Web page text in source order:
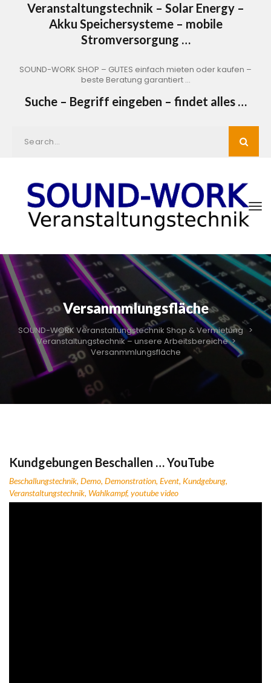
Veranstaltungstechnik – Solar Energy –
Akku Speichersysteme – mobile
Stromversorgung …
SOUND-WORK SHOP – GUTES einfach mieten oder kaufen –
beste Beratung garantiert …
Suche – Begriff eingeben – findet alles …
Versanmmlungsfläche
SOUND-WORK Veranstaltungstechnik Shop & Vermietung >
Veranstaltungstechnik – unsere Arbeitsbereiche>
Versanmmlungsfläche
Kundgebungen Beschallen … YouTube
Beschallungstechnik, Demo, Demonstration, Event, Kundgebung,
Veranstaltungstechnik, Wahlkampf, youtube video